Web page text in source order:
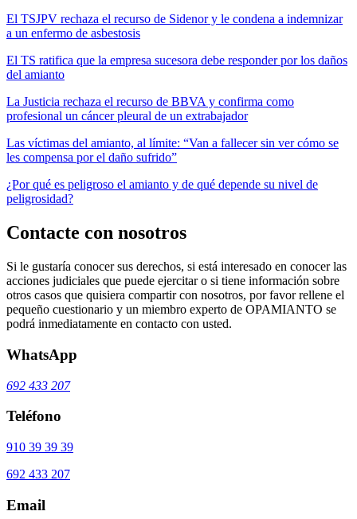
El TSJPV rechaza el recurso de Sidenor y le condena a indemnizar
a un enfermo de asbestosis
El TS ratifica que la empresa sucesora debe responder por los daños
del amianto
La Justicia rechaza el recurso de BBVA y confirma como
profesional un cáncer pleural de un extrabajador
Las víctimas del amianto, al límite: “Van a fallecer sin ver cómo se
les compensa por el daño sufrido”
¿Por qué es peligroso el amianto y de qué depende su nivel de
peligrosidad?
Contacte con nosotros
Si le gustaría conocer sus derechos, si está interesado en conocer las
acciones judiciales que puede ejercitar o si tiene información sobre
otros casos que quisiera compartir con nosotros, por favor rellene el
pequeño cuestionario y un miembro experto de OPAMIANTO se
podrá inmediatamente en contacto con usted.
WhatsApp
692 433 207
Teléfono
910 39 39 39
692 433 207
Email